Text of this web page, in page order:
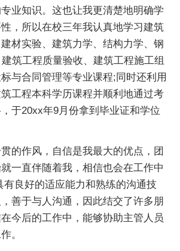
业知识。这也让我更清楚地明确学
，所以在校三年我认真地学习建筑
材实验、建筑力学、结构力学、钢
筑工程质量验收、建筑工程施工组
与合同管理等专业课程;同时还利用
工程本科学历课程并顺利地通过考
于20xx年9月份拿到毕业证和学位
的作风，自信是我最大的优点，团
一直伴随着我，相信也会在工作中
有良好的适应能力和熟练的沟通技
善于与人沟通，因此结交了许多朋
今后的工作中，能够协助主管人员
。